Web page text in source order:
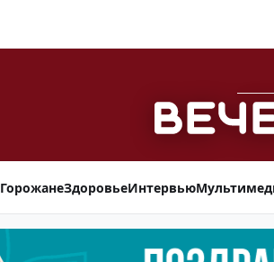
ГорожанеЗдоровьеИнтервью